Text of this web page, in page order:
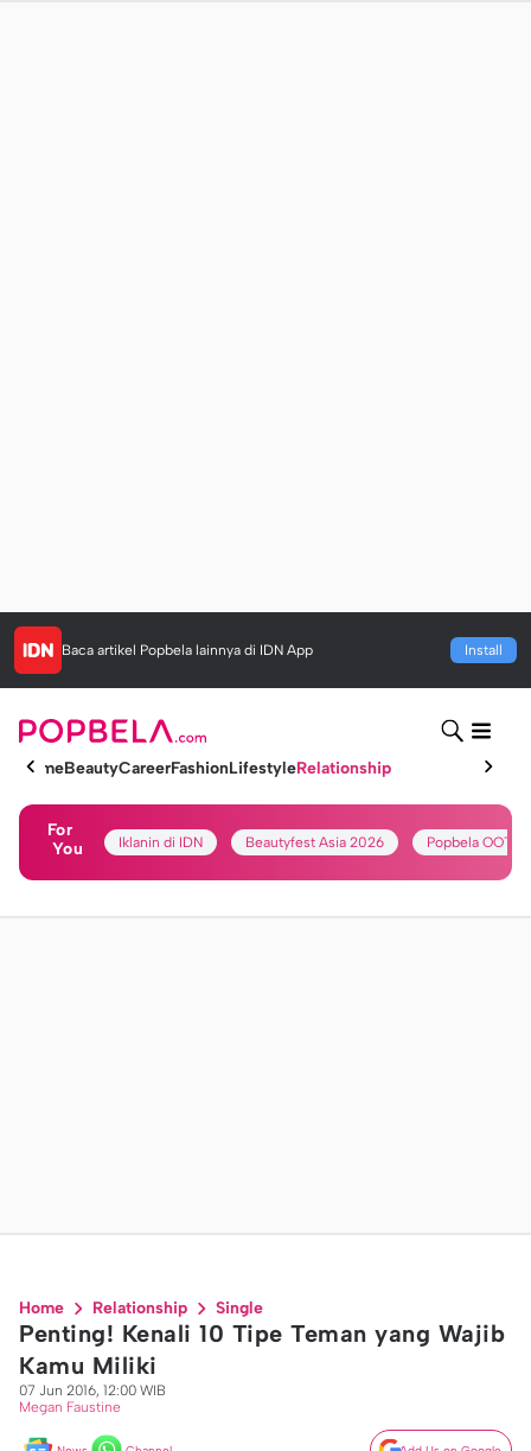
Baca artikel Popbela lainnya di IDN App Install
HomeBeautyCareerFashionLifestyleRelationship
For
You
Iklanin di IDN Beautyfest Asia 2026 Popbela OOTD
Home Relationship Single
Penting! Kenali 10 Tipe Teman yang Wajib
Kamu Miliki
07 Jun 2016, 12:00 WIB
Megan Faustine